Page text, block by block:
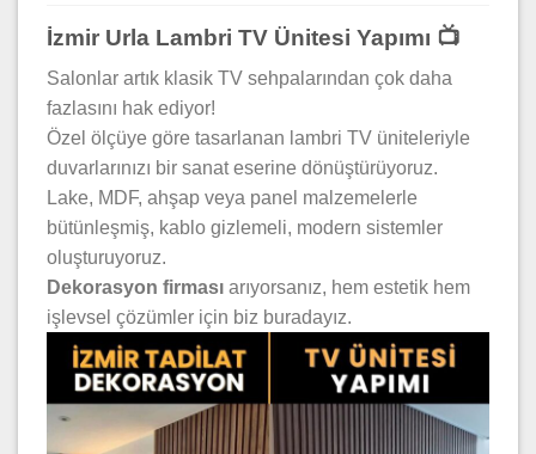
İzmir Urla Lambri TV Ünitesi Yapımı 📺
Salonlar artık klasik TV sehpalarından çok daha
fazlasını hak ediyor!
Özel ölçüye göre tasarlanan lambri TV üniteleriyle
duvarlarınızı bir sanat eserine dönüştürüyoruz.
Lake, MDF, ahşap veya panel malzemelerle
bütünleşmiş, kablo gizlemeli, modern sistemler
oluşturuyoruz.
Dekorasyon firması arıyorsanız, hem estetik hem
işlevsel çözümler için biz buradayız.